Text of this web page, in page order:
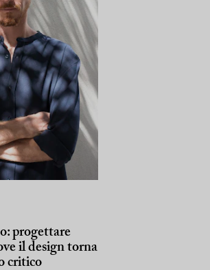
progettare
il design torna
critico